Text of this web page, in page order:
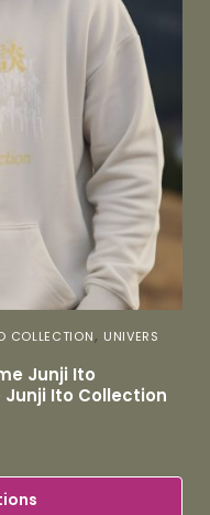
COLLECTION, UNIVERS
Junji Ito
Ito Collection